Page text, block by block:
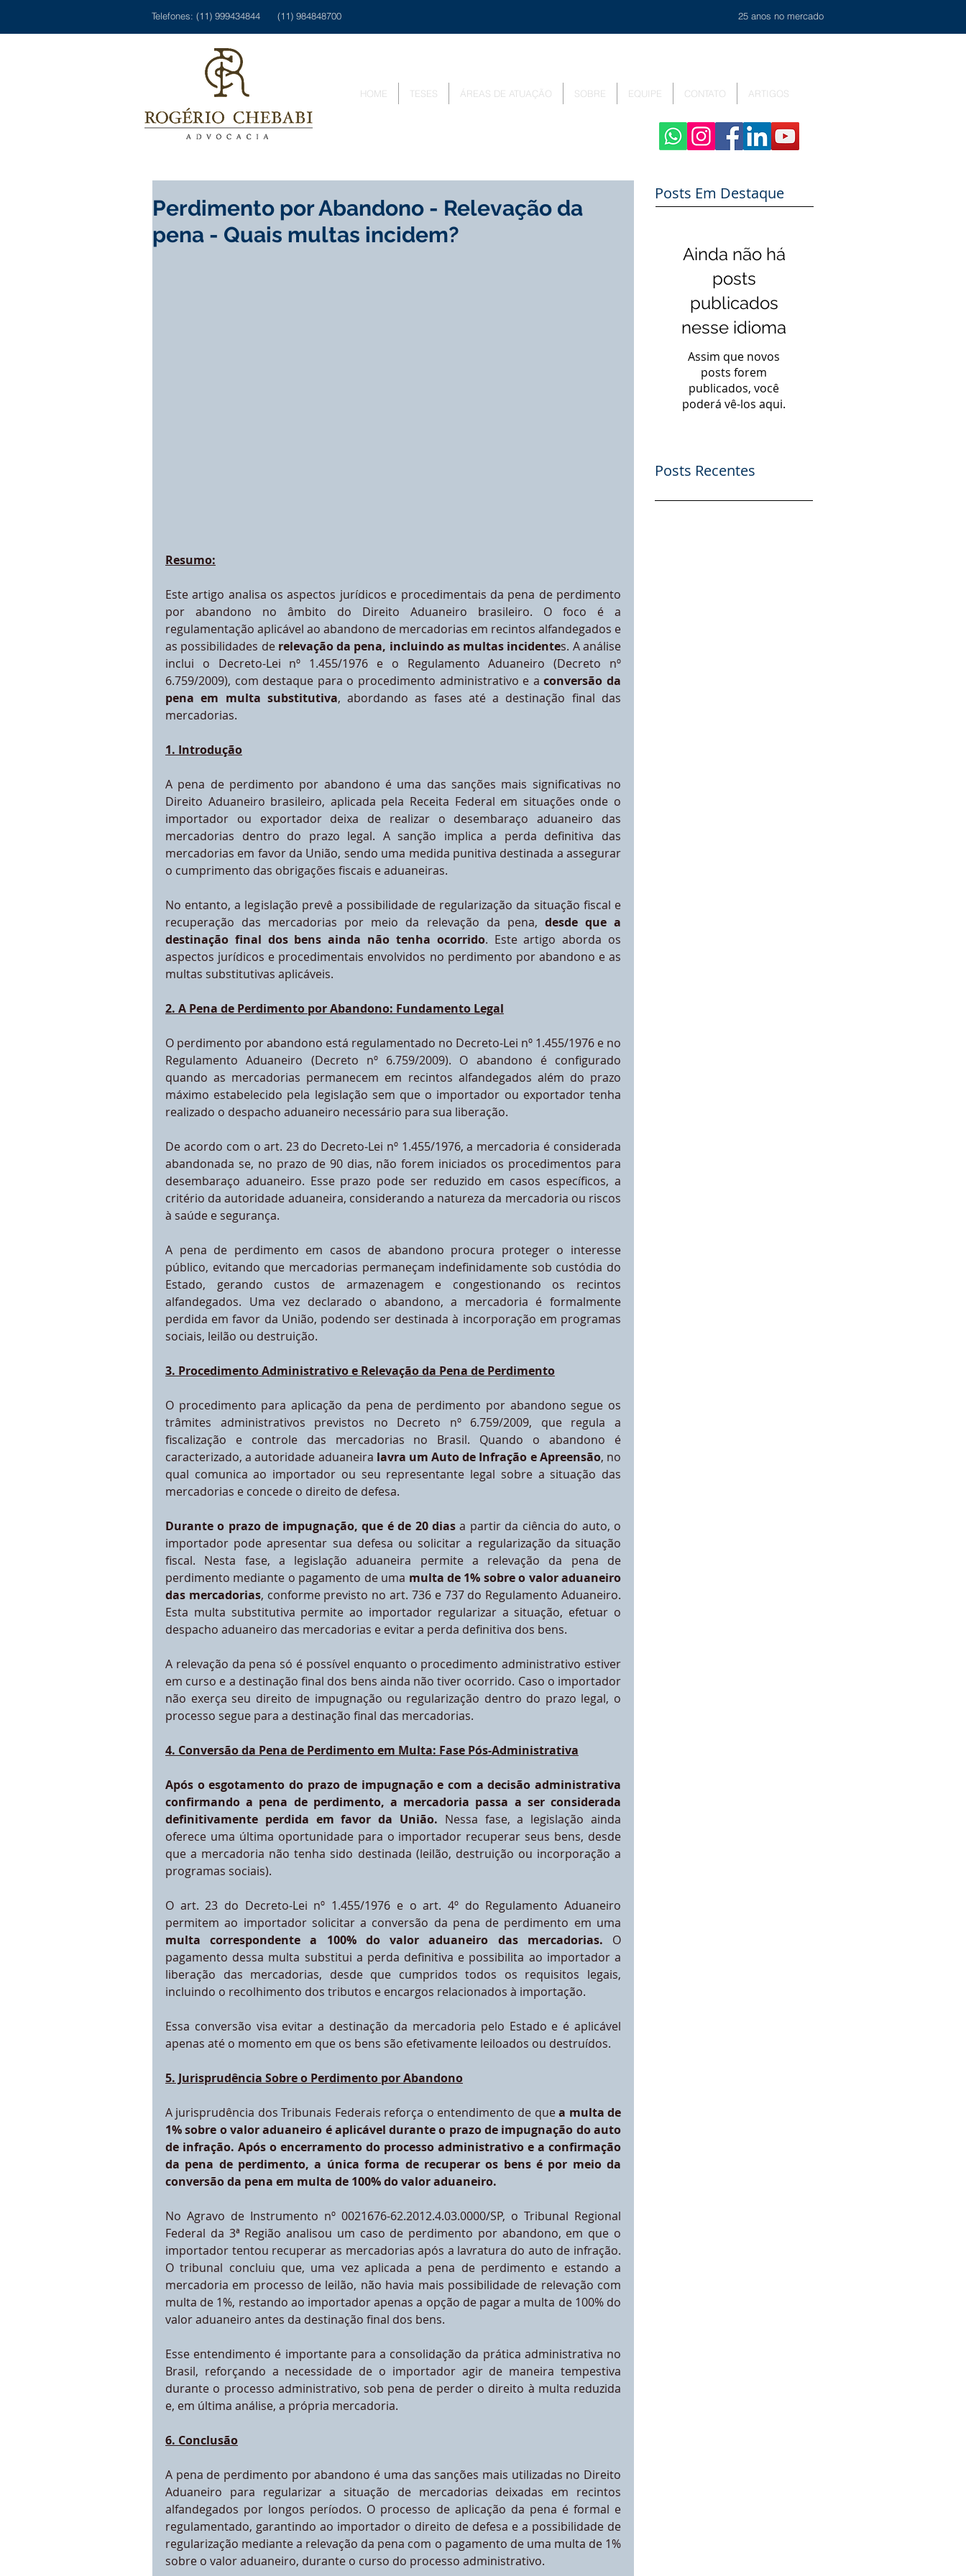
Telefones: (11) 999434844 (11) 984848700 25 anos no mercado
HOME TESES ÁREAS DE ATUAÇÃO SOBRE EQUIPE CONTATO ARTIGOS
Perdimento por Abandono - Relevação da
pena - Quais multas incidem?
Resumo:
Este artigo analisa os aspectos jurídicos e procedimentais da pena de perdimento
por abandono no âmbito do Direito Aduaneiro brasileiro. O foco é a
regulamentação aplicável ao abandono de mercadorias em recintos alfandegados e
as possibilidades de relevação da pena, incluindo as multas incidentes. A análise
inclui o Decreto-Lei nº 1.455/1976 e o Regulamento Aduaneiro (Decreto nº
6.759/2009), com destaque para o procedimento administrativo e a conversão da
pena em multa substitutiva, abordando as fases até a destinação final das
mercadorias.
1. Introdução
A pena de perdimento por abandono é uma das sanções mais significativas no
Direito Aduaneiro brasileiro, aplicada pela Receita Federal em situações onde o
importador ou exportador deixa de realizar o desembaraço aduaneiro das
mercadorias dentro do prazo legal. A sanção implica a perda definitiva das
mercadorias em favor da União, sendo uma medida punitiva destinada a assegurar
o cumprimento das obrigações fiscais e aduaneiras.
No entanto, a legislação prevê a possibilidade de regularização da situação fiscal e
recuperação das mercadorias por meio da relevação da pena, desde que a
destinação final dos bens ainda não tenha ocorrido. Este artigo aborda os
aspectos jurídicos e procedimentais envolvidos no perdimento por abandono e as
multas substitutivas aplicáveis.
2. A Pena de Perdimento por Abandono: Fundamento Legal
O perdimento por abandono está regulamentado no Decreto-Lei nº 1.455/1976 e no
Regulamento Aduaneiro (Decreto nº 6.759/2009). O abandono é configurado
quando as mercadorias permanecem em recintos alfandegados além do prazo
máximo estabelecido pela legislação sem que o importador ou exportador tenha
realizado o despacho aduaneiro necessário para sua liberação.
De acordo com o art. 23 do Decreto-Lei nº 1.455/1976, a mercadoria é considerada
abandonada se, no prazo de 90 dias, não forem iniciados os procedimentos para
desembaraço aduaneiro. Esse prazo pode ser reduzido em casos específicos, a
critério da autoridade aduaneira, considerando a natureza da mercadoria ou riscos
à saúde e segurança.
A pena de perdimento em casos de abandono procura proteger o interesse
público, evitando que mercadorias permaneçam indefinidamente sob custódia do
Estado, gerando custos de armazenagem e congestionando os recintos
alfandegados. Uma vez declarado o abandono, a mercadoria é formalmente
perdida em favor da União, podendo ser destinada à incorporação em programas
sociais, leilão ou destruição.
3. Procedimento Administrativo e Relevação da Pena de Perdimento
O procedimento para aplicação da pena de perdimento por abandono segue os
trâmites administrativos previstos no Decreto nº 6.759/2009, que regula a
fiscalização e controle das mercadorias no Brasil. Quando o abandono é
caracterizado, a autoridade aduaneira lavra um Auto de Infração e Apreensão, no
qual comunica ao importador ou seu representante legal sobre a situação das
mercadorias e concede o direito de defesa.
Durante o prazo de impugnação, que é de 20 dias a partir da ciência do auto, o
importador pode apresentar sua defesa ou solicitar a regularização da situação
fiscal. Nesta fase, a legislação aduaneira permite a relevação da pena de
perdimento mediante o pagamento de uma multa de 1% sobre o valor aduaneiro
das mercadorias, conforme previsto no art. 736 e 737 do Regulamento Aduaneiro.
Esta multa substitutiva permite ao importador regularizar a situação, efetuar o
despacho aduaneiro das mercadorias e evitar a perda definitiva dos bens.
A relevação da pena só é possível enquanto o procedimento administrativo estiver
em curso e a destinação final dos bens ainda não tiver ocorrido. Caso o importador
não exerça seu direito de impugnação ou regularização dentro do prazo legal, o
processo segue para a destinação final das mercadorias.
4. Conversão da Pena de Perdimento em Multa: Fase Pós-Administrativa
Após o esgotamento do prazo de impugnação e com a decisão administrativa
confirmando a pena de perdimento, a mercadoria passa a ser considerada
definitivamente perdida em favor da União. Nessa fase, a legislação ainda
oferece uma última oportunidade para o importador recuperar seus bens, desde
que a mercadoria não tenha sido destinada (leilão, destruição ou incorporação a
programas sociais).
O art. 23 do Decreto-Lei nº 1.455/1976 e o art. 4º do Regulamento Aduaneiro
permitem ao importador solicitar a conversão da pena de perdimento em uma
multa correspondente a 100% do valor aduaneiro das mercadorias. O
pagamento dessa multa substitui a perda definitiva e possibilita ao importador a
liberação das mercadorias, desde que cumpridos todos os requisitos legais,
incluindo o recolhimento dos tributos e encargos relacionados à importação.
Essa conversão visa evitar a destinação da mercadoria pelo Estado e é aplicável
apenas até o momento em que os bens são efetivamente leiloados ou destruídos.
5. Jurisprudência Sobre o Perdimento por Abandono
A jurisprudência dos Tribunais Federais reforça o entendimento de que a multa de
1% sobre o valor aduaneiro é aplicável durante o prazo de impugnação do auto
de infração. Após o encerramento do processo administrativo e a confirmação
da pena de perdimento, a única forma de recuperar os bens é por meio da
conversão da pena em multa de 100% do valor aduaneiro.
No Agravo de Instrumento nº 0021676-62.2012.4.03.0000/SP, o Tribunal Regional
Federal da 3ª Região analisou um caso de perdimento por abandono, em que o
importador tentou recuperar as mercadorias após a lavratura do auto de infração.
O tribunal concluiu que, uma vez aplicada a pena de perdimento e estando a
mercadoria em processo de leilão, não havia mais possibilidade de relevação com
multa de 1%, restando ao importador apenas a opção de pagar a multa de 100% do
valor aduaneiro antes da destinação final dos bens.
Esse entendimento é importante para a consolidação da prática administrativa no
Brasil, reforçando a necessidade de o importador agir de maneira tempestiva
durante o processo administrativo, sob pena de perder o direito à multa reduzida
e, em última análise, a própria mercadoria.
6. Conclusão
A pena de perdimento por abandono é uma das sanções mais utilizadas no Direito
Aduaneiro para regularizar a situação de mercadorias deixadas em recintos
alfandegados por longos períodos. O processo de aplicação da pena é formal e
regulamentado, garantindo ao importador o direito de defesa e a possibilidade de
regularização mediante a relevação da pena com o pagamento de uma multa de 1%
sobre o valor aduaneiro, durante o curso do processo administrativo.
Posts Em Destaque
Ainda não há
posts
publicados
nesse idioma
Assim que novos
posts forem
publicados, você
poderá vê-los aqui.
Posts Recentes